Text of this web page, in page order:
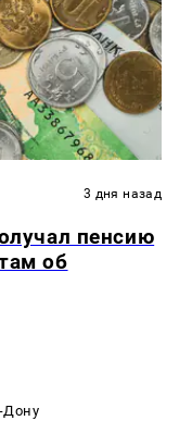
3 дня назад
пенсию
об
Дону